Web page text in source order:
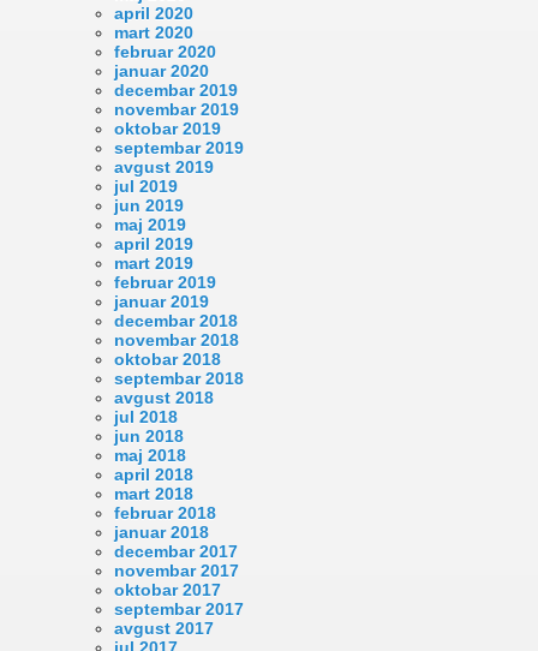
april 2020
mart 2020
februar 2020
januar 2020
decembar 2019
novembar 2019
oktobar 2019
septembar 2019
avgust 2019
jul 2019
jun 2019
maj 2019
april 2019
mart 2019
februar 2019
januar 2019
decembar 2018
novembar 2018
oktobar 2018
septembar 2018
avgust 2018
jul 2018
jun 2018
maj 2018
april 2018
mart 2018
februar 2018
januar 2018
decembar 2017
novembar 2017
oktobar 2017
septembar 2017
avgust 2017
jul 2017